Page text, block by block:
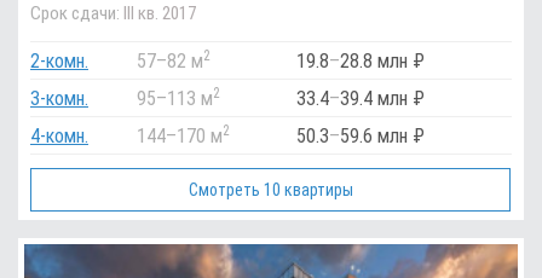
Срок сдачи: III кв. 2017
2-комн. 57–82 м2 19.8–28.8 млн ₽
3-комн.
95–113 м2 33.4–39.4 млн ₽
4-комн.
144–170 м2 50.3–59.6 млн ₽
Смотреть 10 квартиры